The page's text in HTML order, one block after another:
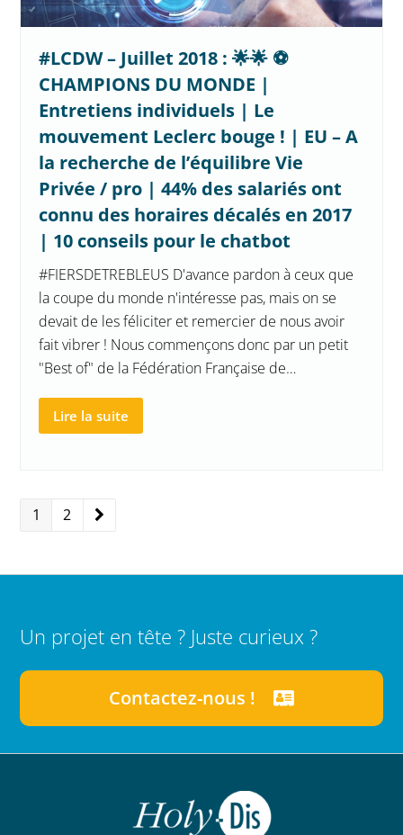
#LCDW – Juillet 2018 : 🌟🌟 ⚽
CHAMPIONS DU MONDE |
Entretiens individuels | Le
mouvement Leclerc bouge ! | EU – A
la recherche de l’équilibre Vie
Privée / pro | 44% des salariés ont
connu des horaires décalés en 2017
| 10 conseils pour le chatbot
#FIERSDETREBLEUS D'avance pardon à ceux que
la coupe du monde n'intéresse pas, mais on se
devait de les féliciter et remercier de nous avoir
fait vibrer ! Nous commençons donc par un petit
"Best of" de la Fédération Française de…
Lire la suite
Page
1 Page
2
Un projet en tête ? Juste curieux ?
Contactez-nous !